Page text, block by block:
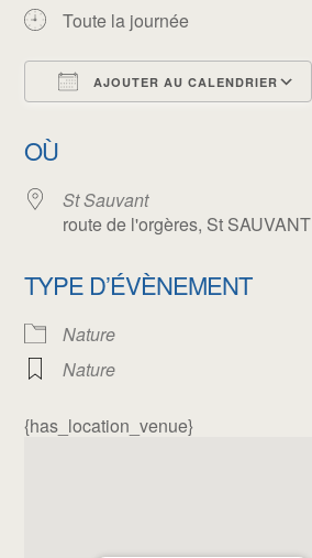
Toute la journée
AJOUTER AU CALENDRIER
OÙ
St Sauvant
route de l'orgères, St SAUVANT
TYPE D’ÉVÈNEMENT
Nature
Nature
{has_location_venue}